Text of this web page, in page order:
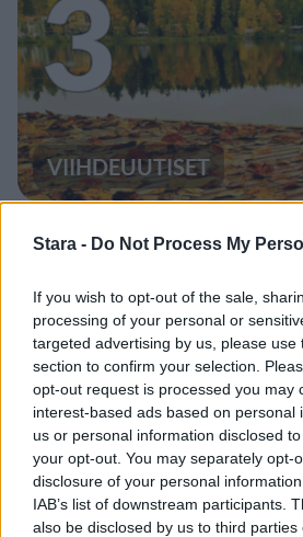
Stara - Do Not Process My
If you wish to opt-out of the sale,
processing of your personal or
targeted advertising by us, please use
section to confirm your selection.
opt-out request is processed you may
interest-based ads based on personal
us or personal information disclosed
your opt-out. You may separately opt-
disclosure of your personal
IAB’s list of downstream participants.
also be disclosed by us to third parties
3
VIIHDEUUTISET
Sääennuste ulottuu
syksyn sää
4